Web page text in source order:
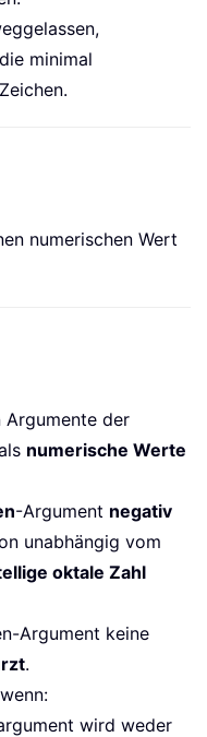
minimal
numerischen Wert
Argumente der
numerische Werte
-Argument negativ
unabhängig vom
oktale Zahl
Argument keine
.
wird weder